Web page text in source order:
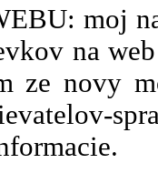
moj
na
ze novy